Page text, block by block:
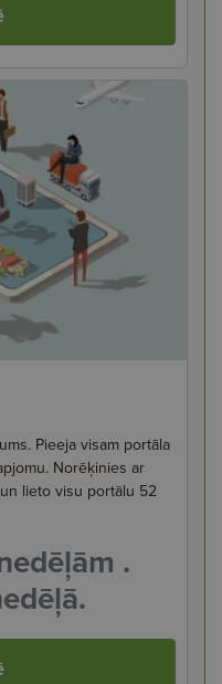
Pieeja visam portāla
Norēķinies ar
lieto visu portālu 52
.